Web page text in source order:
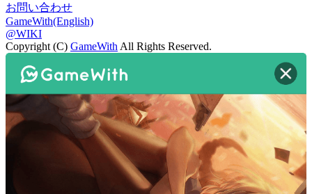
お問い合わせ
GameWith(English)
@WIKI
Copyright (C) GameWith All Rights Reserved.